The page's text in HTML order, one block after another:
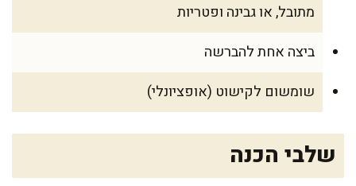
מתובל, או גבינה ופטריות
ביצה אחת להברשה
שומשום לקישוט (אופציונלי)
שלבי הכנה